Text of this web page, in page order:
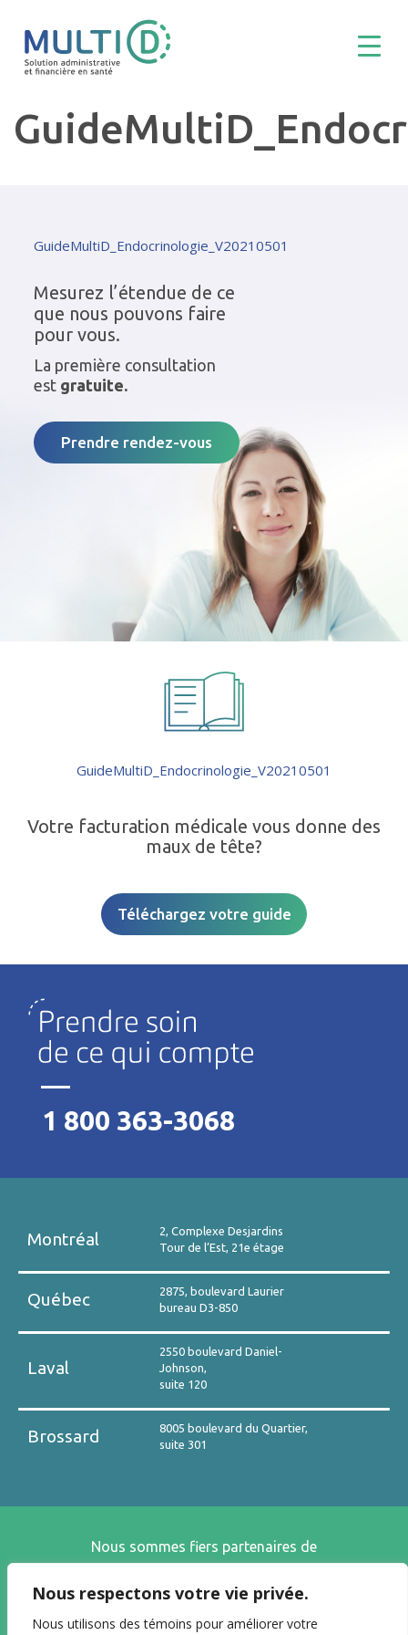
Nous respectons votre vie privée.
Nous utilisons des témoins pour améliorer votre
GuideMultiD_Endocrinologie_V20210501
Mesurez l’étendue de ce
que nous pouvons faire
pour vous.
La première consultation
est gratuite.
Prendre rendez-vous
GuideMultiD_Endocrinologie_V20210501
Votre facturation médicale vous donne des
maux de tête?
Téléchargez votre guide
1 800 363-3068
Montréal
2, Complexe Desjardins
Tour de l’Est, 21e étage
Québec
2875, boulevard Laurier
bureau D3-850
Laval
2550 boulevard Daniel-
Johnson,
suite 120
Brossard
8005 boulevard du Quartier,
suite 301
Nous sommes fiers partenaires de